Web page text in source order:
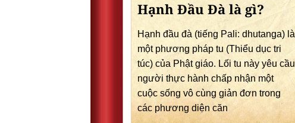
Hạnh Đầu Đà là gì?
Hạnh đầu đà (tiếng Pali: dhutanga) là
một phương pháp tu (Thiểu dục tri
túc) của Phật giáo. Lối tu này yêu cầu
người thực hành chấp nhận một
cuộc sống vô cùng giản đơn trong
các phương diện căn